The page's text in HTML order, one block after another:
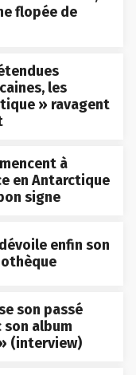
flopée de
les
» ravagent
à
en Antarctique
signe
enfin son
son passé
son album
(interview)